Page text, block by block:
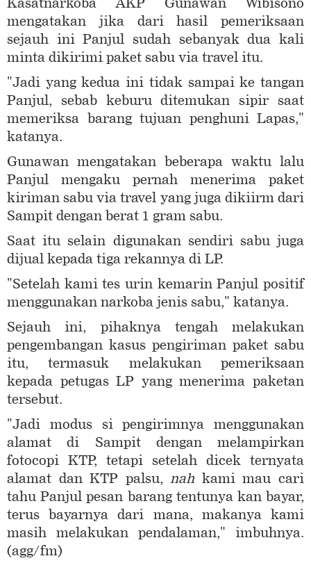
Kasatnarkoba AKP Gunawan Wibisono
mengatakan jika dari hasil pemeriksaan
sejauh ini Panjul sudah sebanyak dua kali
minta dikirimi paket sabu via travel itu.
"Jadi yang kedua ini tidak sampai ke tangan
Panjul, sebab keburu ditemukan sipir saat
memeriksa barang tujuan penghuni Lapas,"
katanya.
Gunawan mengatakan beberapa waktu lalu
Panjul mengaku pernah menerima paket
kiriman sabu via travel yang juga dikiirm dari
Sampit dengan berat 1 gram sabu.
Saat itu selain digunakan sendiri sabu juga
dijual kepada tiga rekannya di LP.
"Setelah kami tes urin kemarin Panjul positif
menggunakan narkoba jenis sabu," katanya.
Sejauh ini, pihaknya tengah melakukan
pengembangan kasus pengiriman paket sabu
itu, termasuk melakukan pemeriksaan
kepada petugas LP yang menerima paketan
tersebut.
"Jadi modus si pengirimnya menggunakan
alamat di Sampit dengan melampirkan
fotocopi KTP, tetapi setelah dicek ternyata
alamat dan KTP palsu,nah kami mau cari
tahu Panjul pesan barang tentunya kan bayar,
terus bayarnya dari mana, makanya kami
masih melakukan pendalaman," imbuhnya.
(agg/fm)